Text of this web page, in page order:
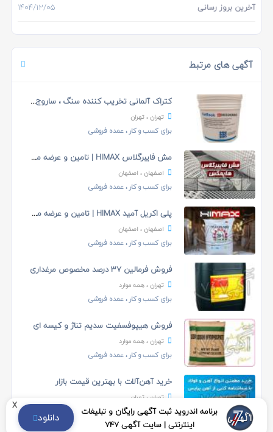
آخرین بروز رسانی 1404/12/05
آگهی های مرتبط
کتراک آلمانی تخریب کننده سنگ ، ساروج ، بتن
تهران، تهران
برای کسب و کار، عمده فروشی
مش فایبرگلاس HIMAX | تامین و عرضه مستقیم
اصفهان، اصفهان
برای کسب و کار، عمده فروشی
پلی اکریل آمید HIMAX | تامین و عرضه مستقیم
اصفهان، اصفهان
برای کسب و کار، عمده فروشی
فروش فرمالین 37 درصد مخصوص مرغداری
تهران، همه موارد
برای کسب و کار، عمده فروشی
فروش هیپوفسفیت سدیم تناژ و کیسه ای
تهران، همه موارد
برای کسب و کار، عمده فروشی
خرید آهن‌آلات با بهترین قیمت بازار
تهران ، تهران
برای کسب و کار، عمده فروشی x
برنامه اندروید ثبت آگهی رایگان و تبلیغات
اینترنتی | سایت آگهی 747
دانلود